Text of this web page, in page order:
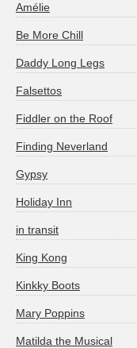
Amélie
Be More Chill
Daddy Long Legs
Falsettos
Fiddler on the Roof
Finding Neverland
Gypsy
Holiday Inn
in transit
King Kong
Kinkky Boots
Mary Poppins
Matilda the Musical